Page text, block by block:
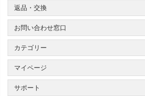
返品・交換
お問い合わせ窓口
カテゴリー
マイページ
サポート